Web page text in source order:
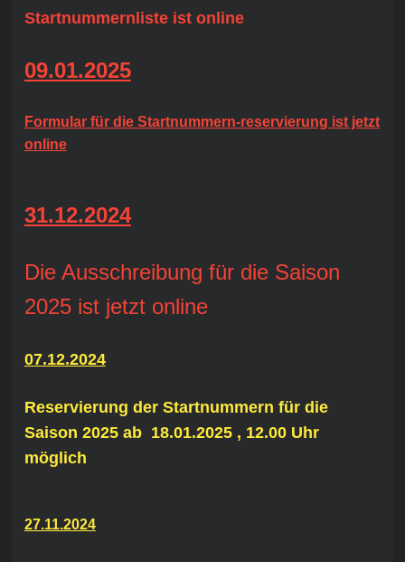
Startnummernliste ist online
09.01.2025
Formular für die Startnummern-reservierung ist jetzt
online
31.12.2024
Die Ausschreibung für die Saison
2025 ist jetzt online
07.12.2024
Reservierung der Startnummern für die
Saison 2025 ab 18.01.2025 , 12.00 Uhr
möglich
27.11.2024